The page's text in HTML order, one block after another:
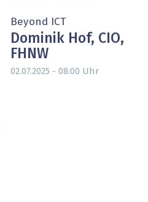
Beyond ICT
Dominik Hof, CIO,
FHNW
02.07.2025 - 08:00 Uhr